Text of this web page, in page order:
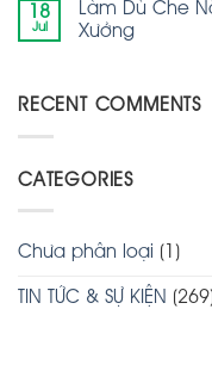
18
Jul
Làm Dù Che
Xưởng
RECENT COMMENTS
CATEGORIES
Chưa phân loại (1)
TIN TỨC & SỰ KIỆN